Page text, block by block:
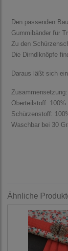
Den passenden
Gummibänder für
Zu den
Die Dirndlknöpfe
Daraus läßt sich
Zusammensetzung:
Oberteilstoff: 100%
Schürzenstoff:
Waschbar bei 30
Ähnliche